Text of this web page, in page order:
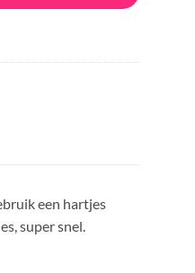
een hartjes
super snel.